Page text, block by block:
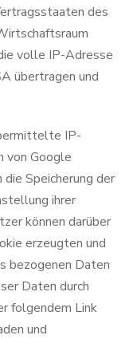
des
volle IP-Adresse
übertragen und
IP-
von Google
Speicherung der
ihrer
können darüber
erzeugten und
bezogenen Daten
Daten durch
folgendem Link
und